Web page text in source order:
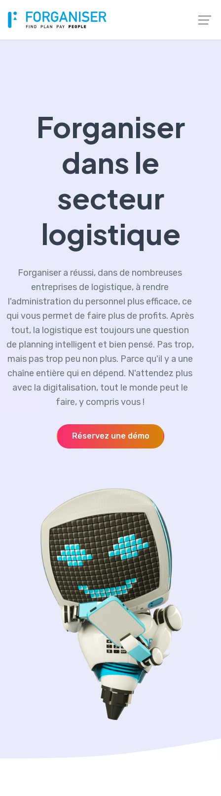
Forganiser
dans le
secteur
logistique
Forganiser a réussi, dans de nombreuses
entreprises de logistique, à rendre
l'administration du personnel plus efficace, ce
qui vous permet de faire plus de profits. Après
tout, la logistique est toujours une question
de planning intelligent et bien pensé. Pas trop,
mais pas trop peu non plus. Parce qu'il y a une
chaîne entière qui en dépend. N'attendez plus
avec la digitalisation, tout le monde peut le
faire, y compris vous !
Réservez une démo